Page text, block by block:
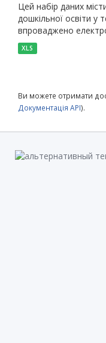
Цей набір даних
дошкільної освіти у
впроваджено
XLS
Ви можете отримати
Документація API).